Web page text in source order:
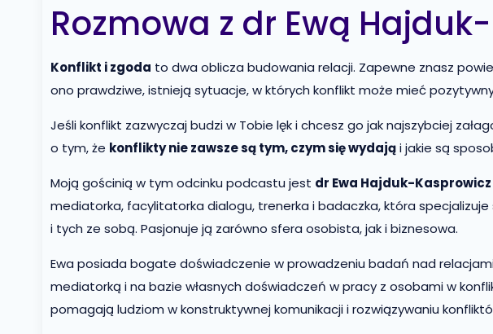
Rozmowa z dr Ewą
Konflikt i zgoda to dwa oblicza budowania relacji. Zapewne znasz
ono prawdziwe, istnieją sytuacje, w których konflikt może mieć
Jeśli konflikt zazwyczaj budzi w Tobie lęk i chcesz go jak najszybciej
o tym, że konflikty nie zawsze są tym, czym się wydająi jakie są
Moją gościnią w tym odcinku podcastu jest dr Ewa Hajduk-
mediatorka, facylitatorka dialogu, trenerka i badaczka, która
i tych ze sobą. Pasjonuje ją zarówno sfera osobista, jak i biznesowa.
Ewa posiada bogate doświadczenie w prowadzeniu badań nad
mediatorką i na bazie własnych doświadczeń w pracy z osobami w
pomagają ludziom w konstruktywnej komunikacji i rozwiązywaniu